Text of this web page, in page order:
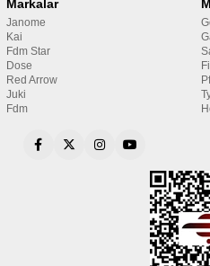
Markalar
Janome
Kai
Fdm Star
Dose
Red Arrow
Juki
Fdm